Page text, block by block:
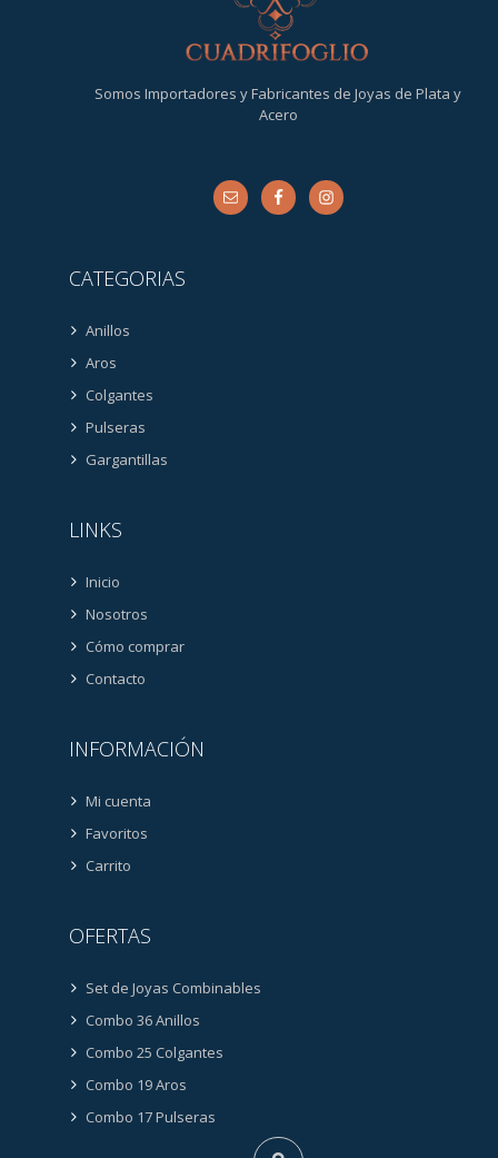
Somos Importadores y Fabricantes de Joyas de Plata y
Acero
CATEGORIAS
Anillos
Aros
Colgantes
Pulseras
Gargantillas
LINKS
Inicio
Nosotros
Cómo comprar
Contacto
INFORMACIÓN
Mi cuenta
Favoritos
Carrito
OFERTAS
Set de Joyas Combinables
Combo 36 Anillos
Combo 25 Colgantes
Combo 19 Aros
Combo 17 Pulseras